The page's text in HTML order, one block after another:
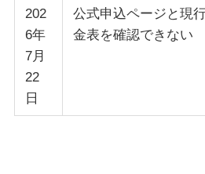
202
6年
7月
22
日
公式申込ページと現
金表を確認できない